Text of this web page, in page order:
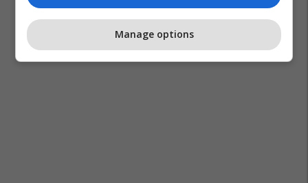
Manage options